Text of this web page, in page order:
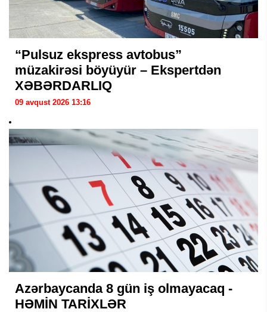
“Pulsuz ekspress avtobus”
müzakirəsi böyüyür – Ekspertdən
XƏBƏRDARLIQ
09 avqust 2026 13:16
Azərbaycanda 8 gün iş olmayacaq -
HƏMİN TARİXLƏR